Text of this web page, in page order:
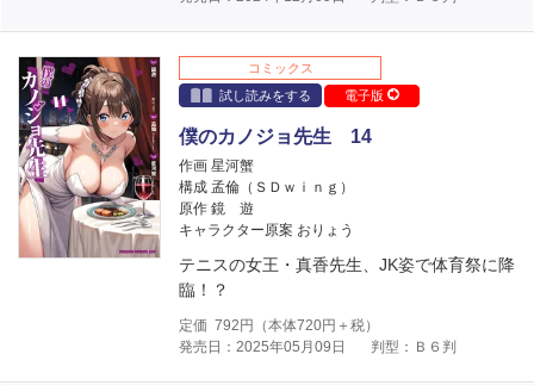
コミックス
試し読みをする
電子版
僕のカノジョ先生 14
作画 星河蟹
構成 孟倫（ＳＤｗｉｎｇ）
原作 鏡 遊
キャラクター原案 おりょう
テニスの女王・真香先生、JK姿で体育祭に降
臨！？
定価 792 円（本体720円＋税）
発売日：2025年05月09日
判型：Ｂ６判